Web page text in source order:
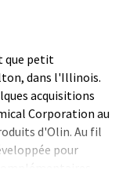
que petit
dans l'Illinois.
acquisitions
Corporation au
d'Olin. Au fil
pour
Epoxy. En